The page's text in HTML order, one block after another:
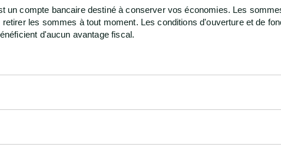
un compte bancaire destiné à conserver vos économies. Les
les sommes à tout moment. Les conditions d'ouverture et de
d'aucun avantage fiscal.